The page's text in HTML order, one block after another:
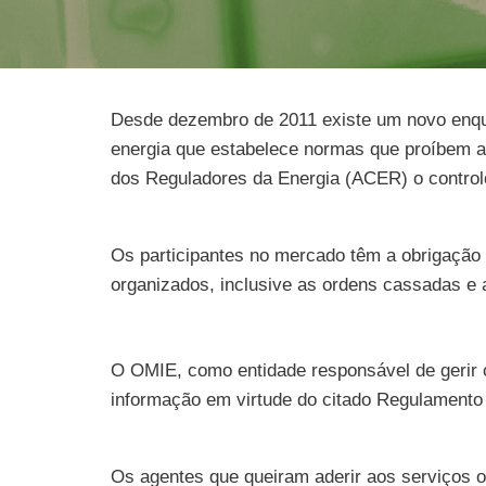
Desde dezembro de 2011 existe um novo
energia que estabelece normas que proíbem
dos Reguladores da Energia (ACER) o
Os participantes no mercado têm a
organizados, inclusive as ordens cassadas e
O OMIE, como entidade responsável de
informação em virtude do citado
Os agentes que queiram aderir aos serviços